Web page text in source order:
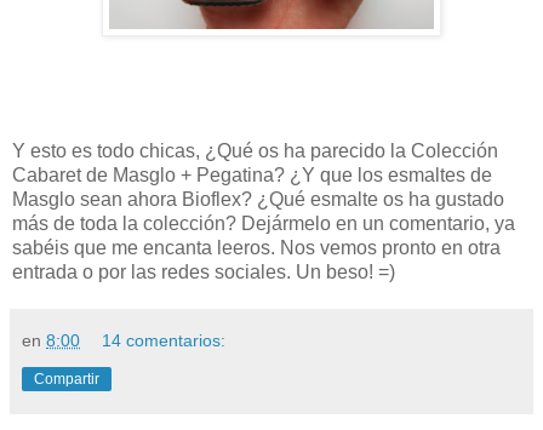
Y esto es todo chicas, ¿Qué os ha parecido la Colección
Cabaret de Masglo + Pegatina? ¿Y que los esmaltes de
Masglo sean ahora Bioflex? ¿Qué esmalte os ha gustado
más de toda la colección? Dejármelo en un comentario, ya
sabéis que me encanta leeros. Nos vemos pronto en otra
entrada o por las redes sociales. Un beso! =)
en 8:00 14 comentarios:
Compartir